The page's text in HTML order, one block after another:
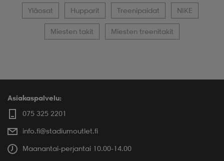
Yläosat Hupparit Treenipaidat NIKE
Miesten takit Miesten treenitakit
Asiakaspalvelu:
075 325 2201
info.fi@stadiumoutlet.fi
Maanantai-perjantai 10.00-14.00